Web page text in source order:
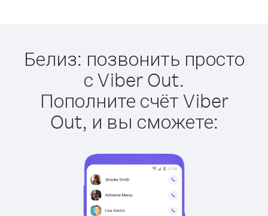
Белиз: позвонить просто
с Viber Out.
Пополните счёт Viber
Out, и вы сможете: